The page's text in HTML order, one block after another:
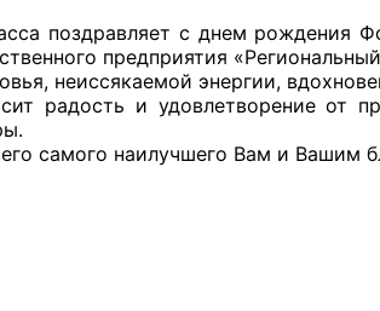
OPKO42@BK.RU
поздравляет с днем рождения
предприятия
неиссякаемой энергии,
радость и удовлетворение от
самого наилучшего Вам и Вашим